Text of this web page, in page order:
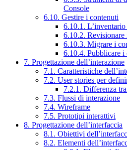
Console
6.10. Gestire i contenuti
6.10.1.
6.10.2. Revisionare
6.10.3. Migrare i
6.10.4. Pubblicare i
7. Progettazione dell’interazione
7.1. Caratteristiche
7.2. User stories per
7.2.1. Differenza
7.3. Flussi di interazione
7.4. Wireframe
7.5. Prototipi interattivi
8. Progettazione dell’interfaccia
8.1. Obiettivi
8.2. Elementi